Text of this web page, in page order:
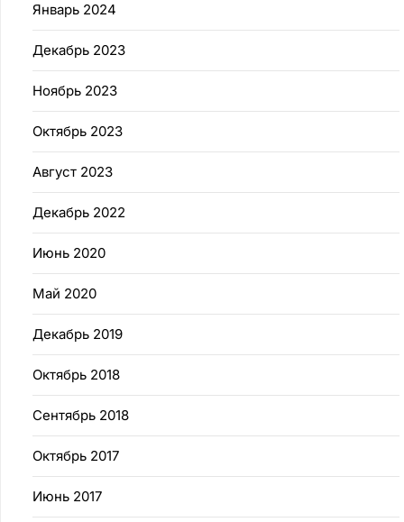
Январь 2024
Декабрь 2023
Ноябрь 2023
Октябрь 2023
Август 2023
Декабрь 2022
Июнь 2020
Май 2020
Декабрь 2019
Октябрь 2018
Сентябрь 2018
Октябрь 2017
Июнь 2017